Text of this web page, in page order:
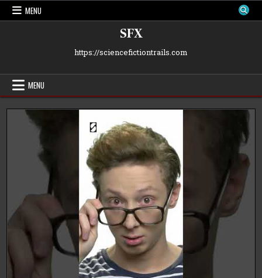
Skip
MENU
SFX
https://sciencefictiontrails.com
MENU